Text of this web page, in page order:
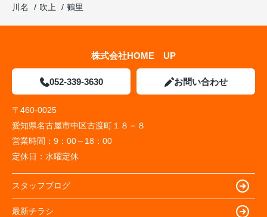
川名
吹上 鶴里
株式会社HOME UP
052-339-3630 お問い合わせ
〒460-0025
愛知県名古屋市中区古渡町１８－８
営業時間： 9：00～18：00
定休日： 水曜定休
スタッフブログ
最新チラシ